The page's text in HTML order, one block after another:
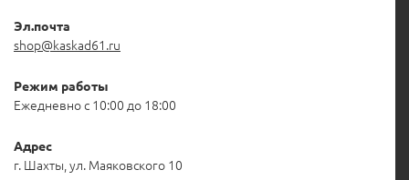
Эл.почта
shop@kaskad61.ru
Режим работы
Ежедневно с 10:00 до 18:00
Адрес
г. Шахты, ул. Маяковского 10